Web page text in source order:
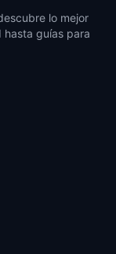
lo mejor
guías para